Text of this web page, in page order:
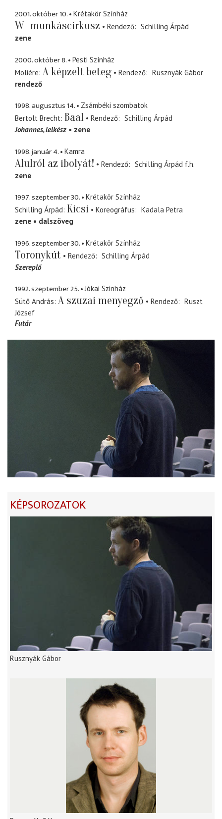
2001. október 10. Krétakör Színház
W- munkáscirkusz Rendező
Schilling Árpád
zene
2000. október 8.
Pesti Színház
Molière A képzelt beteg Rendező
Rusznyák Gábor
rendező
1998. augusztus 14.
Zsámbéki szombatok
Bertolt Brecht Baal Rendező
Schilling Árpád
Johannes lelkész zene
1998. január 4. Kamra
Alulról az ibolyát! Rendező Schilling Árpád f.h.
zene
1997. szeptember 30.
Krétakör Színház
Schilling Árpád Kicsi Koreográfus
Kadala Petra
zene
dalszöveg
1996. szeptember 30. Krétakör Színház
Toronykút Rendező
Schilling Árpád
Szereplő
1992. szeptember 25.
Jókai Szinház
Sütő András A szuzai menyegző Rendező
Ruszt
József
Futár
KÉPSOROZATOK
Rusznyák Gábor